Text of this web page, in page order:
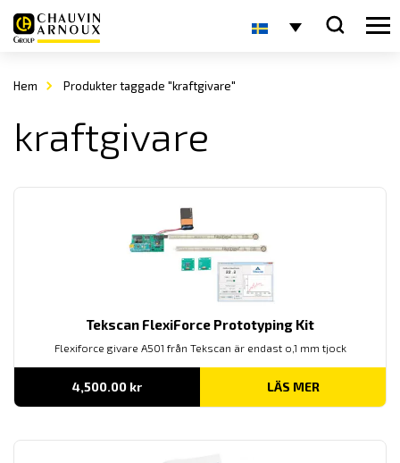
Hem Produkter taggade "kraftgivare"
kraftgivare
Tekscan FlexiForce Prototyping Kit
Flexiforce givare A501 från Tekscan är endast o,1 mm tjock
4,500.00 kr LÄS MER